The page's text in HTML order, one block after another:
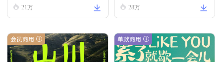
21万
W28万
会员商用 单款商用